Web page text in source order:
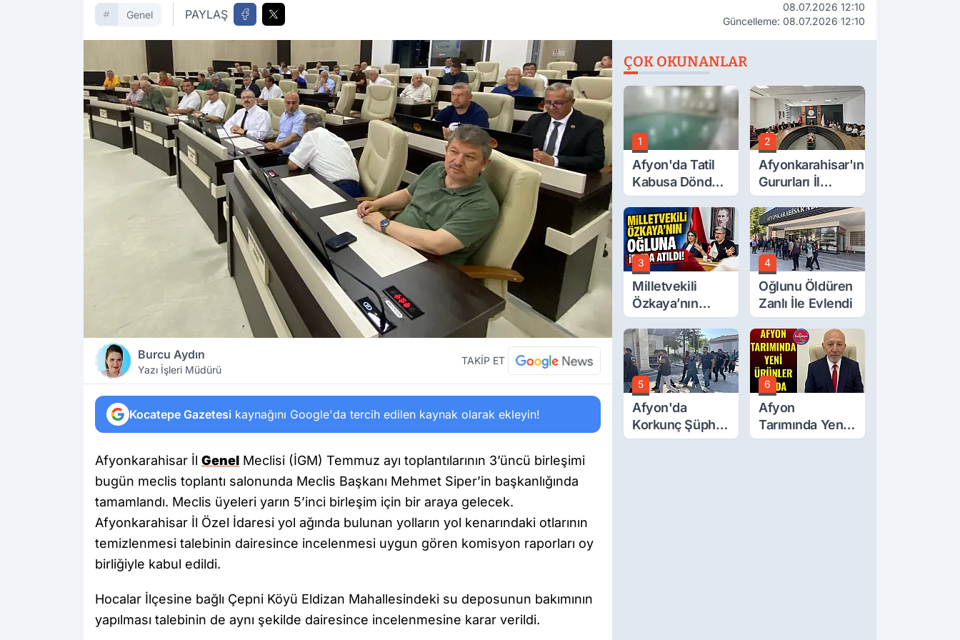
Genel PAYLAŞ
08.07.2026 12:10
Güncelleme: 08.07.2026 12:10
Burcu Aydın
Yazı İşleri Müdürü
TAKİP ET
Kocatepe Gazetesi kaynağını Google'da tercih edilen kaynak olarak ekleyin!
Afyonkarahisar İl Genel Meclisi (İGM) Temmuz ayı toplantılarının 3’üncü birleşimi
bugün meclis toplantı salonunda Meclis Başkanı Mehmet Siper’in başkanlığında
tamamlandı. Meclis üyeleri yarın 5’inci birleşim için bir araya gelecek.
Afyonkarahisar İl Özel İdaresi yol ağında bulunan yolların yol kenarındaki otlarının
temizlenmesi talebinin dairesince incelenmesi uygun gören komisyon raporları oy
birliğiyle kabul edildi.
Hocalar İlçesine bağlı Çepni Köyü Eldizan Mahallesindeki su deposunun bakımının
yapılması talebinin de aynı şekilde dairesince incelenmesine karar verildi.
ÇOK OKUNANLAR
1
Afyon'da Tatil
Kabusa Döndü,
Acı Son!
2
Afyonkarahisar'ın
Gururları İl
Müdürüyle
Buluştu
3
Milletvekili
Özkaya’nın
Oğluna İftira
Atıldı
4
Oğlunu Öldüren
Zanlı İle Evlendi
5
Afyon'da
Korkunç Şüphe!
Düştü Mü,
6
Afyon
Tarımında Yeni
Ürünler Yolda